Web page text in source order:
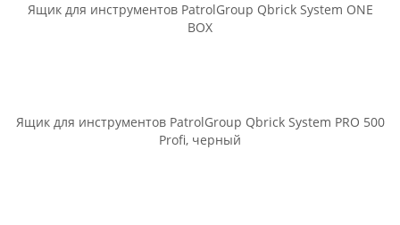
Ящик для инструментов PatrolGroup Qbrick System ONE
BOX
Ящик для инструментов PatrolGroup Qbrick System PRO 500
Profi, черный